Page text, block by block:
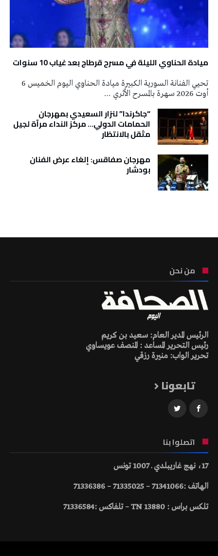
ميادة الحناوي الليلة في مسرح قرطاج بعد غياب 10 سنوات
تحيي الفنانة السورية الكبيرة ميادة الحناوي اليوم الخميس 6
أوت 2026 سهرة بالمسرح الأثري …
“جاكرندا” لنزار السعيدي بمهرجان
الحمامات الدولي… مركز النداء مرآة لجيل
مثقل بالانتظار
مهرجان صفاقس: إلغاء عرض الفنان
بودشار
من نحن
الرئيس المدير العام: سعيد بن كريم
رئيس التحرير المساعد : المنصف عويساوي
تحرير الواب: منيرة رزقي
تابعونا
اتصلوا بنا
17، نهج غاريبلدي ـ 1007 تونس
الهاتف :71341066 – 71335025 – 71336386
تلكس براس : 13880 TN – تلفاكس :71336584